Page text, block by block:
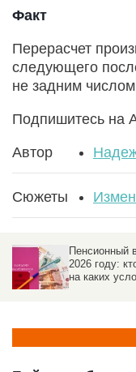
Факт
Перерасчет
следующего
не задним
Подпишитесь на
Автор
Сюжеты
Пенсионный
2026 году:
на каких